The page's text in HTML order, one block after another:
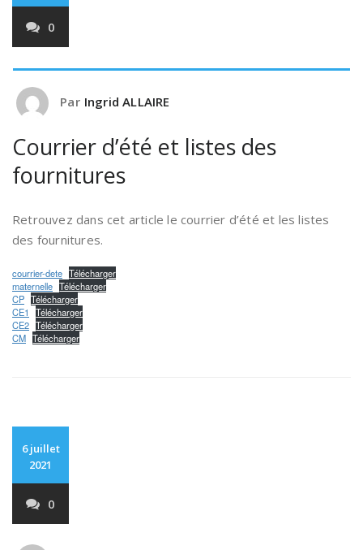
0
Par Ingrid ALLAIRE
Courrier d’été et listes des
fournitures
Retrouvez dans cet article le courrier d’été et les listes
des fournitures.
courrier-dete Télécharger
maternelle Télécharger
CP Télécharger
CE1
Télécharger
CE2 Télécharger
CM Télécharger
6 juillet
2021
0